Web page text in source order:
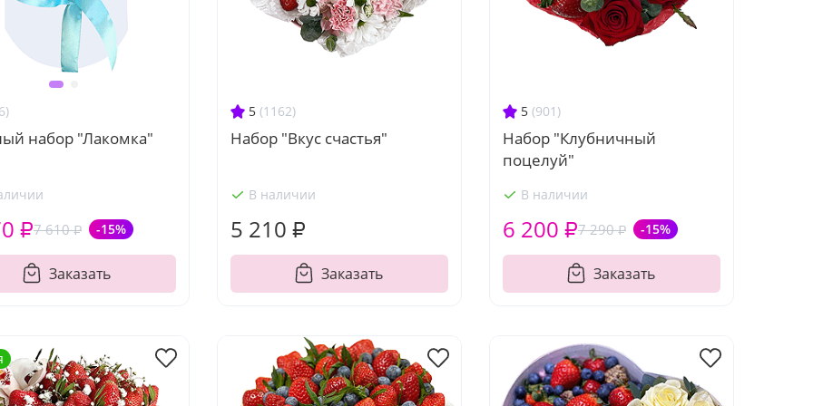
набор "Лакомка"
7 610 ₽ -15%
₽
Заказать
5 (1162)
Набор "Вкус счастья"
В наличии
5 210 ₽
Заказать
5 (901)
Набор "Клубничный
поцелуй"
В наличии
7 290 ₽ -15%
6 200 ₽
Заказать